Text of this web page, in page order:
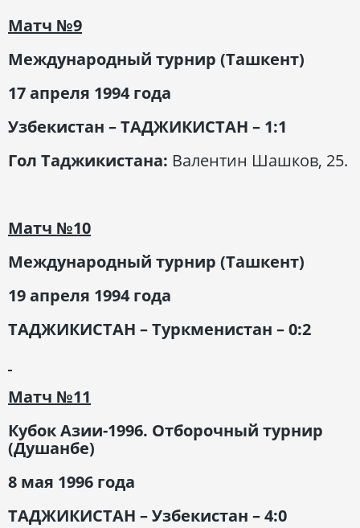
Матч №9
Международный турнир (Ташкент)
17 апреля 1994 года
Узбекистан – ТАДЖИКИСТАН – 1:1
Гол Таджикистана: Валентин Шашков, 25.
Матч №10
Международный турнир (Ташкент)
19 апреля 1994 года
ТАДЖИКИСТАН – Туркменистан – 0:2
Матч №11
Кубок Азии-1996. Отборочный турнир
(Душанбе)
8 мая 1996 года
ТАДЖИКИСТАН – Узбекистан – 4:0